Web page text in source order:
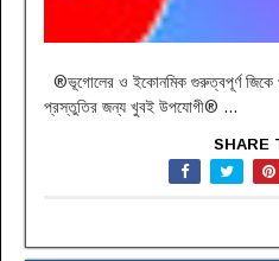
®ভূগোলের ও ইকোনমিক গুরুত্বপূর্ণ জিকে
প্রস্তুতির জন্য খুবই উপযোগী® ...
SHARE